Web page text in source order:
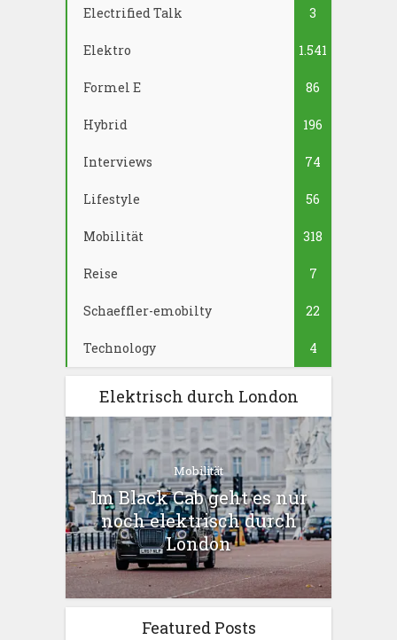
Electrified Talk 3
Elektro 1.541
Formel E 86
Hybrid 196
Interviews 74
Lifestyle 56
Mobilität 318
Reise 7
Schaeffler-emobilty 22
Technology 4
Elektrisch durch London
Mobilität
Im Black Cab geht es nur
noch elektrisch durch
London
Featured Posts